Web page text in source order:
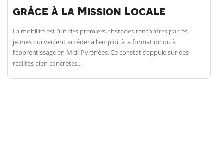
grâce à la Mission Locale
La mobilité est l’un des premiers obstacles rencontrés par les
jeunes qui veulent accéder à l’emploi, à la formation ou à
l’apprentissage en Midi-Pyrénées. Ce constat s’appuie sur des
réalités bien concrètes...